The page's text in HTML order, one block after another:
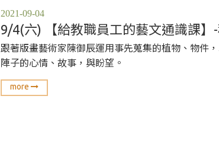
2021-09-04
9/4(六) 【給教職員工的藝文通識課】
跟著版畫藝術家陳御辰運用事先蒐集的植物、物件
陣子的心情、故事，與盼望。
more